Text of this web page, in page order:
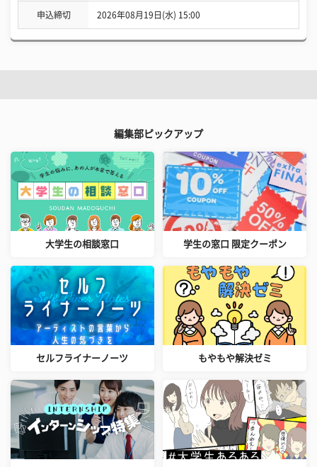
申込締切 2026年08月19日(水) 15:00
編集部ピックアップ
大学生の相談窓口 学生の窓口 限定クーポン
セルフライナーノーツ もやもや解決ゼミ